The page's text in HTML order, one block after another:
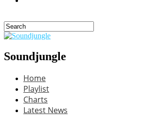
Soundjungle
Home
Playlist
Charts
Latest News